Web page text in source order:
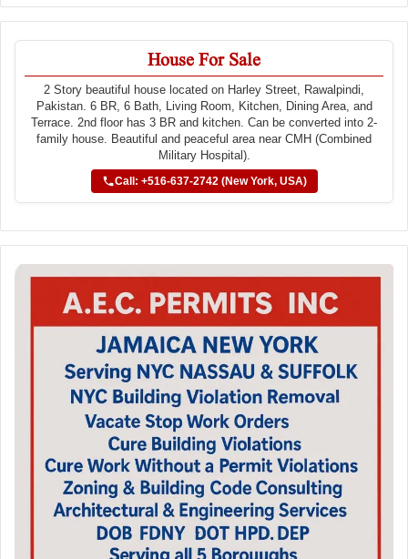
House For Sale
2 Story beautiful house located on Harley Street, Rawalpindi,
Pakistan. 6 BR, 6 Bath, Living Room, Kitchen, Dining Area, and
Terrace. 2nd floor has 3 BR and kitchen. Can be converted into 2-
family house. Beautiful and peaceful area near CMH (Combined
Military Hospital).
Call: +516-637-2742 (New York, USA)